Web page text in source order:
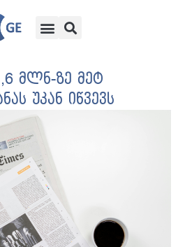
მლნ-ზე მეტ
უკან იწვევს